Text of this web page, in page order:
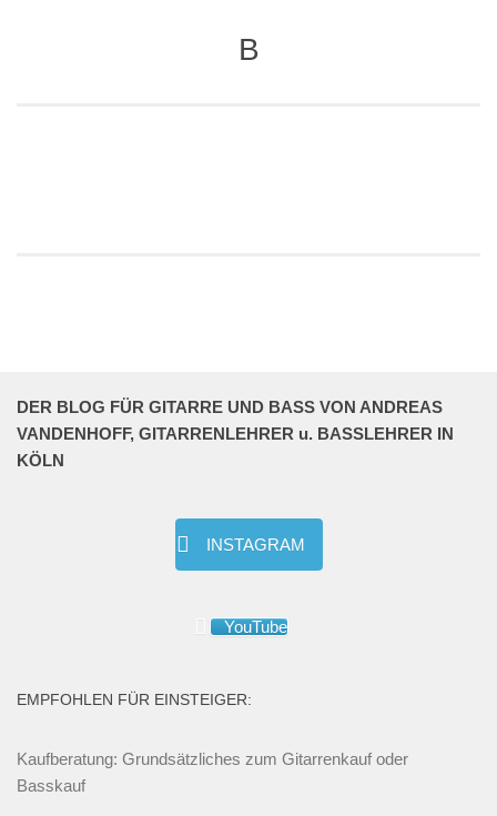
B
DER BLOG FÜR GITARRE UND BASS VON ANDREAS
VANDENHOFF, GITARRENLEHRER u. BASSLEHRER IN
KÖLN
INSTAGRAM
YouTube
EMPFOHLEN FÜR EINSTEIGER:
Kaufberatung: Grundsätzliches zum Gitarrenkauf oder
Basskauf